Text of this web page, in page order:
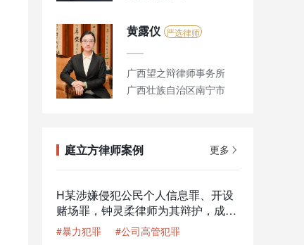
黄露仪 严选律师
广西望之辩律师事务所
广西壮族自治区南宁市
庭立方律师案例 更多
H某涉嫌侵犯公民个人信息罪、开设
赌场罪，钟灵柔律师为其辩护，成功
减少一半刑期
#暴力犯罪 #公司高管犯罪